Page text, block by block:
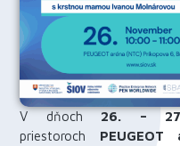
V dňoch 26. –
priestoroch